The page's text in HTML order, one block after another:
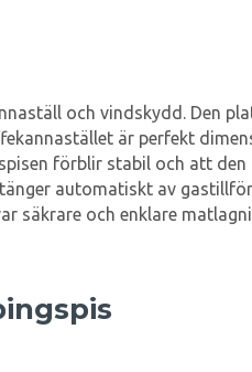
och vindskydd. Den
är perfekt
förblir stabil och att
automatiskt av
säkrare och enklare